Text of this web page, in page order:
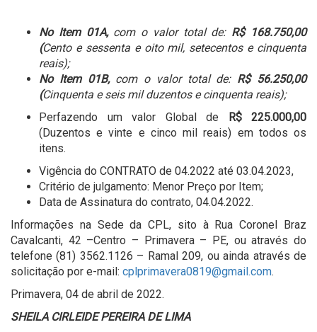
No Item 01A,com o valor total de: R$ 168.750,00
(Cento e sessenta e oito mil, setecentos e cinquenta
reais);
No Item 01B,com o valor total de: R$ 56.250,00
(Cinquenta e seis mil duzentos e cinquenta reais);
Perfazendo um valor Global de
R$ 225.000,00
(Duzentos e vinte e cinco mil reais) em todos os
itens.
Vigência do CONTRATO de 04.2022 até 03.04.2023,
Critério de julgamento: Menor Preço por Item;
Data de Assinatura do contrato, 04.04.2022.
Informações na Sede da CPL, sito à Rua Coronel Braz
Cavalcanti, 42 –Centro – Primavera – PE, ou através do
telefone (81) 3562.1126 – Ramal 209, ou ainda através de
solicitação por e-mail: cplprimavera0819@gmail.com.
Primavera, 04 de abril de 2022.
SHEILA CIRLEIDE PEREIRA DE LIMA